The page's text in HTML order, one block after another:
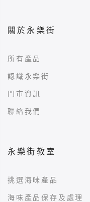
關於永樂街
所有產品
認識永樂街
門市資訊
聯絡我們
永樂街教室
挑選海味產品
海味產品保存及處理